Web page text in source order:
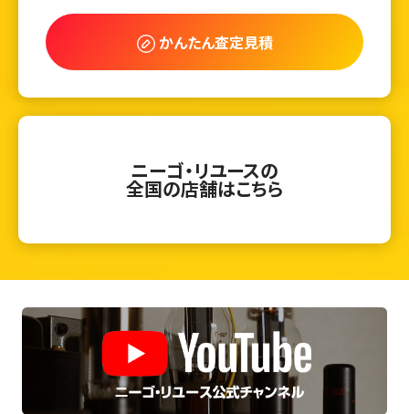
かんたん査定見積
ニーゴ・リユースの
全国の店舗はこちら